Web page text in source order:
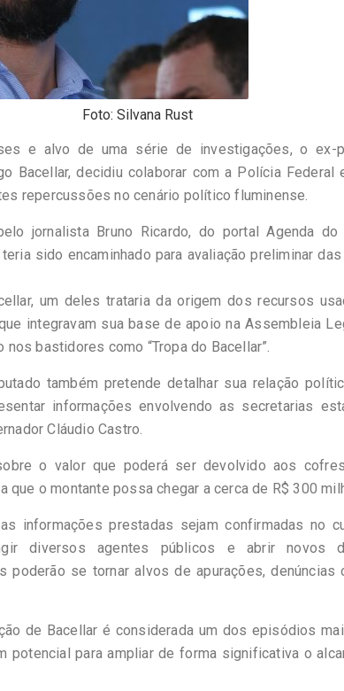
Foto: Silvana Rust
e alvo de uma série de investigações, o ex-
Bacellar, decidiu colaborar com a Polícia Federal
repercussões no cenário político fluminense.
jornalista Bruno Ricardo, do portal Agenda
sido encaminhado para avaliação preliminar
um deles trataria da origem dos recursos
integravam sua base de apoio na Assembleia
bastidores como “Tropa do Bacellar”.
também pretende detalhar sua relação
informações envolvendo as secretarias
Cláudio Castro.
o valor que poderá ser devolvido aos
que o montante possa chegar a cerca de R$ 300
informações prestadas sejam confirmadas no
diversos agentes públicos e abrir novos
poderão se tornar alvos de apurações,
de Bacellar é considerada um dos episódios
potencial para ampliar de forma significativa o